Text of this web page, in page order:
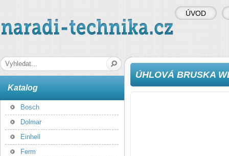
naradi-technika.cz
ÚHLOVÁ BRUSKA
Katalog
Bosch
Dolmar
Einhell
Ferm
ÚVOD
Hledaná fráze